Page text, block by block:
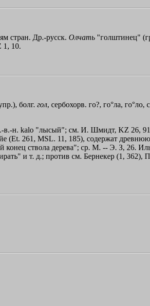
стран. Др.-русск. Олчать "голштинец"
1, 10.
болг. гол, сербохорв. го?, го°ла,
в.-н. kalo "лысый"; см. И. Шмидт, KZ 26,
(Et. 261, MSL. 11, 185), содержат
конец ствола дерева"; ср. М. -- Э. З, 26.
и т. д.; против см. Бернекер (1, 362),